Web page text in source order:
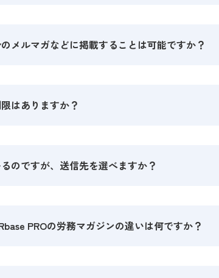
メルマガなどに掲載することは可能ですか？
はありますか？
のですが、送信先を選べますか？
PROの労務マガジンの違いは何ですか？